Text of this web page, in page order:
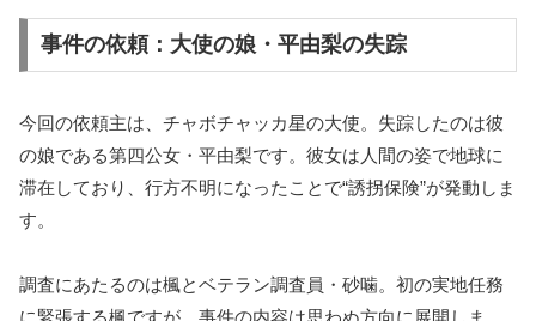
事件の依頼：大使の娘・平由梨の失踪
今回の依頼主は、チャボチャッカ星の大使。失踪したのは彼
の娘である第四公女・平由梨です。彼女は人間の姿で地球に
滞在しており、行方不明になったことで“誘拐保険”が発動しま
す。
調査にあたるのは楓とベテラン調査員・砂噛。初の実地任務